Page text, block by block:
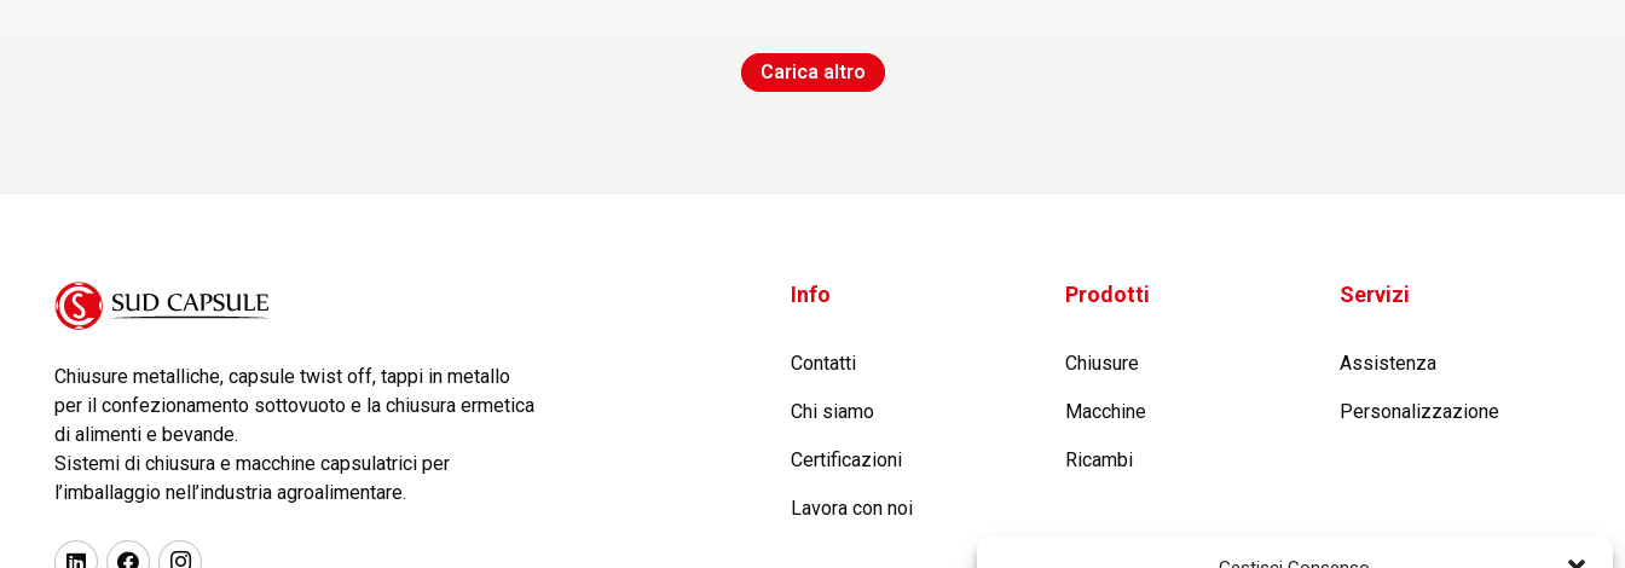
Carica altro
Chiusure metalliche, capsule twist off, tappi in metallo
per il confezionamento sottovuoto e la chiusura ermetica
di alimenti e bevande.
Sistemi di chiusura e macchine capsulatrici per
l’imballaggio nell’industria agroalimentare.
Info
Contatti
Chi siamo
Certificazioni
Lavora con noi
Prodotti
Chiusure
Macchine
Ricambi
Servizi
Assistenza
Personalizzazione